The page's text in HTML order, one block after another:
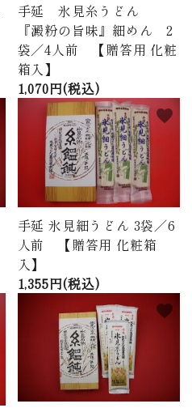
手延 氷見糸うどん
『澱粉の旨味』細めん 2
袋／4人前 【贈答用 化粧
箱入】
1,070円(税込)
手延 氷見細うどん 3袋／6
人前 【贈答用 化粧箱
入】
1,355円(税込)
favorite
favorite